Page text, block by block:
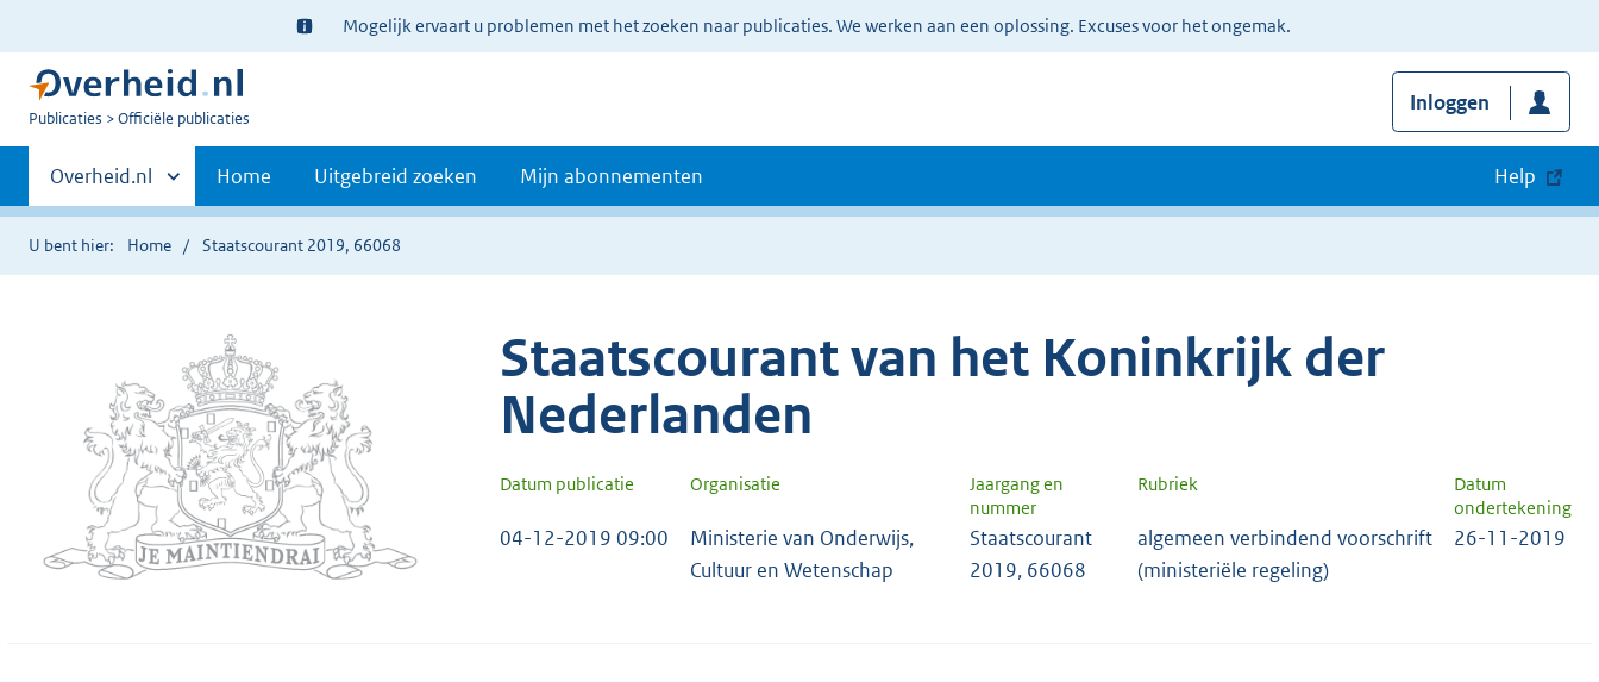
Ter
informatie:
Mogelijk ervaart u problemen met het zoeken naar publicaties. We werken aan een oplossing. Excuses voor het ongemak.
U
Publicaties Officiële publicaties
Inloggen
Primaire
navigatie
Andere
sites
binnen
Overheid.nl Home Uitgebreid zoeken Mijn abonnementen Help
U bent hier: Home Staatscourant 2019, 66068
Staatscourant van het Koninkrijk der
Nederlanden
Datum publicatie Organisatie
Jaargang en
nummer
Rubriek
Datum
ondertekening
04-12-2019 09:00
Ministerie van Onderwijs,
Cultuur en Wetenschap
Staatscourant
2019, 66068
algemeen verbindend voorschrift
(ministeriële regeling)
26-11-2019